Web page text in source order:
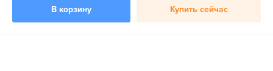
В корзину Купить сейчас